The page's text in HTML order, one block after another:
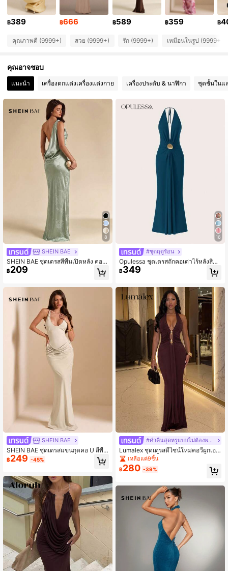
4.91 2.7M ผู้ติดตาม
2.7M ผู้ติดตาม
฿389 ฿666 ฿589 ฿359 ฿
คุณภาพดี (9999+) สวย (9999+) รัก (9999+) เหมือนในรูป (9999+)
คุณอาจชอบ
แนะนำ เครื่องตกแต่งเครื่องแต่งกาย เครื่องประดับ & นาฬิกา ชุดชั้นในแ
8
SHEIN BAE
SHEIN BAE ชุดเดรสสีพื้นเปิดหลัง คอไ
ม่สมมาตรแบบเดรป เซ็กซี่หรูหรา แขน
กุด
฿209
SHEIN BAE
SHEIN BAE ชุดเดรสแขนกุดคอ U สีพื้น
สีแอปริคอทสำหรับผู้หญิง, ชุดเดรสประ
ดับลูกปัด, ชุดเดรสหางปลา, ชุดเดรสหรู
า, ฤดูใบไม้ผลิ/ฤดูร้อน
฿249 -45%
16
#ชุดฤดูร้อน
Opulessa ชุดเดรสถักคอเต่าไร้หลังสีพื้น
สำหรับผู้หญิง
฿349
#ค่ำคืนสุดหรูแบบไม่ต้องพยายาม
Lumalex ชุดเดรสดีไซน์ใหม่คอวีผูกเอว
ประดับโลหะสีน้ำตาล
เหลือแค่9ชิ้น
฿280 -39%